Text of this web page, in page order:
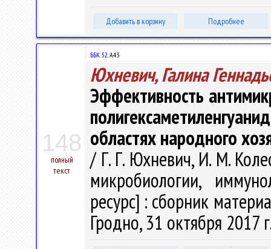
Добавить в корзину Подробнее
148
полный
текст
ББК 52.А43
Юхневич, Галина
Эффективность
областях народного
/ Г. Г. Юхневич, И. М.
микробиологии,
ресурс] : сборник
Гродно, 31 октября 2017